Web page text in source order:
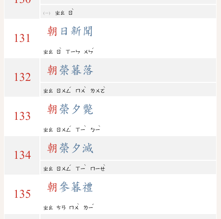
ㄓㄠ ㄖ
ˋ
131
朝 日新聞
ㄓㄠ ㄖ
ˋ
ㄒㄧㄣ ㄨㄣ
ˊ
132
朝 榮暮落
ㄓㄠ ㄖㄨㄥ
ˊ
ㄇㄨ
ˋ
ㄌㄨㄛ
ˋ
133
朝 榮夕斃
ㄓㄠ ㄖㄨㄥ
ˊ
ㄒㄧ
ˋ
ㄅㄧ
ˋ
134
朝 榮夕滅
ㄓㄠ ㄖㄨㄥ
ˊ
ㄒㄧ
ˋ
ㄇㄧㄝ
ˋ
135
朝 參暮禮
ㄓㄠ ㄘㄢ ㄇㄨ
ˋ
ㄌㄧ
ˇ